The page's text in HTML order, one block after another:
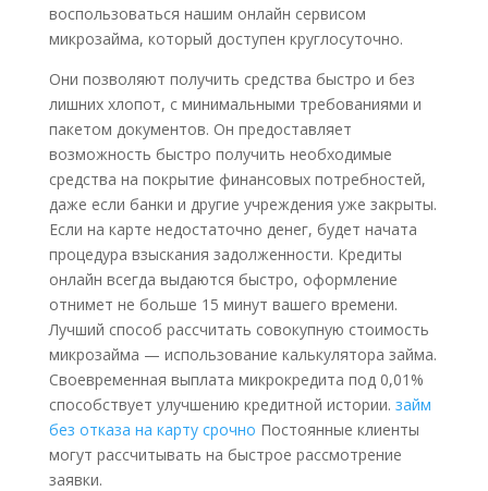
воспользоваться нашим онлайн сервисом
микрозайма, который доступен круглосуточно.
Они позволяют получить средства быстро и без
лишних хлопот, с минимальными требованиями и
пакетом документов. Он предоставляет
возможность быстро получить необходимые
средства на покрытие финансовых потребностей,
даже если банки и другие учреждения уже закрыты.
Если на карте недостаточно денег, будет начата
процедура взыскания задолженности. Кредиты
онлайн всегда выдаются быстро, оформление
отнимет не больше 15 минут вашего времени.
Лучший способ рассчитать совокупную стоимость
микрозайма — использование калькулятора займа.
Своевременная выплата микрокредита под 0,01%
способствует улучшению кредитной истории. займ
без отказа на карту срочно Постоянные клиенты
могут рассчитывать на быстрое рассмотрение
заявки.